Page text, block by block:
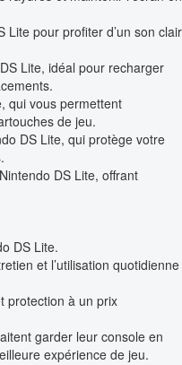
Lite pour profiter d’un son clair
Lite, idéal pour recharger
qui vous permettent
de jeu.
DS Lite, qui protège votre
DS Lite, offrant
DS Lite.
et l’utilisation quotidienne
protection à un prix
garder leur console en
expérience de jeu.